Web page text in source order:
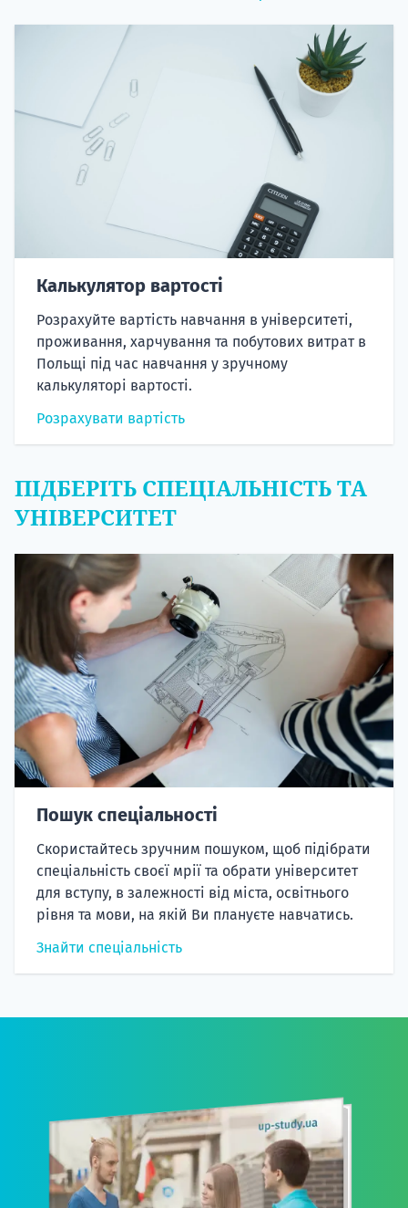
Калькулятор вартості
Розрахуйте вартість навчання в університеті,
проживання, харчування та побутових витрат в
Польщі під час навчання у зручному
калькуляторі вартості.
Розрахувати вартість
ПІДБЕРІТЬ СПЕЦІАЛЬНІСТЬ ТА
УНІВЕРСИТЕТ
Пошук спеціальності
Скористайтесь зручним пошуком, щоб підібрати
спеціальність своєї мрії та обрати університет
для вступу, в залежності від міста, освітнього
рівня та мови, на якій Ви плануєте навчатись.
Знайти спеціальність